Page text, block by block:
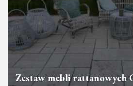
Zestaw mebli rattanowych